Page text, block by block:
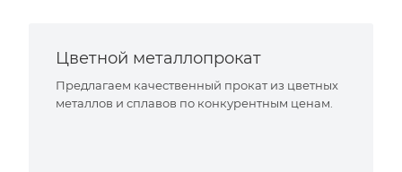
Цветной металлопрокат
Предлагаем качественный прокат из цветных
металлов и сплавов по конкурентным ценам.